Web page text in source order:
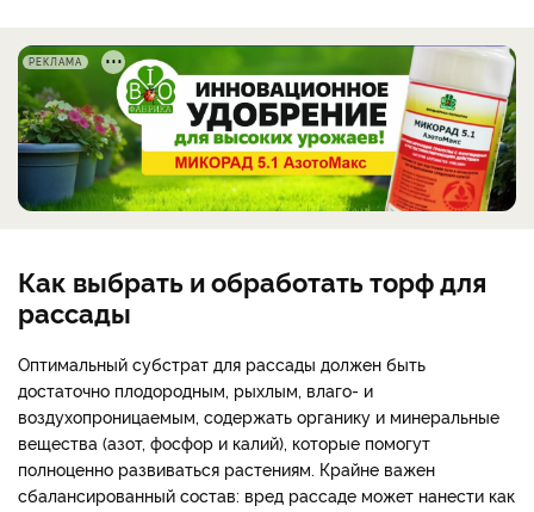
РЕКЛАМА
Как выбрать и обработать торф для
рассады
Оптимальный субстрат для рассады должен быть
достаточно плодородным, рыхлым, влаго- и
воздухопроницаемым, содержать органику и минеральные
вещества (азот, фосфор и калий), которые помогут
полноценно развиваться растениям. Крайне важен
сбалансированный состав: вред рассаде может нанести как